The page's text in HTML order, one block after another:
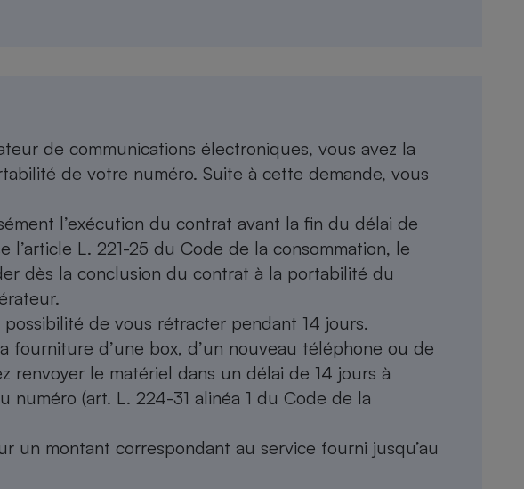
de communications électroniques, vous avez la
de votre numéro. Suite à cette demande, vous
l’exécution du contrat avant la fin du délai de
l’article L. 221-25 du Code de la consommation, le
dès la conclusion du contrat à la portabilité du
de vous rétracter pendant 14 jours.
fourniture d’une box, d’un nouveau téléphone ou de
renvoyer le matériel dans un délai de 14 jours à
(art. L. 224-31 alinéa 1 du Code de la
un montant correspondant au service fourni jusqu’au